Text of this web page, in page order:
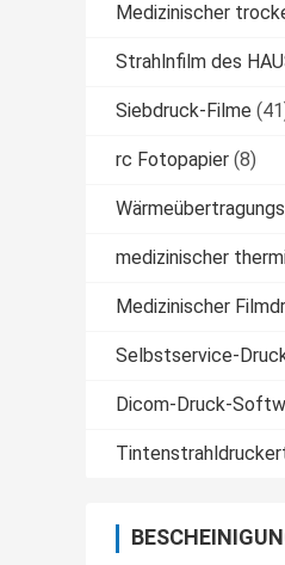
Medizinischer
Strahlnfilm des
Siebdruck-Filme
rc Fotopapier (8)
medizinischer
Medizinischer
Selbstservice-
Dicom-Druck-